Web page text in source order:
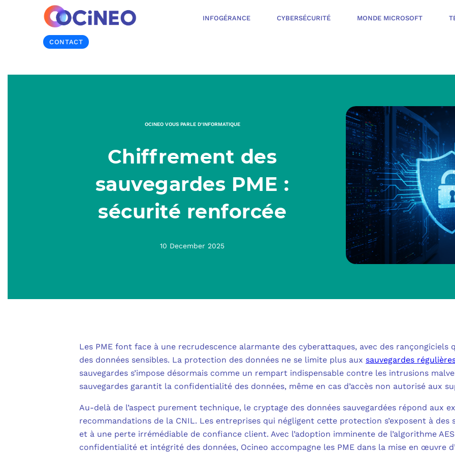
INFOGÉRANCE CYBERSÉCURITÉ MONDE MICROSOFT
CONTACT
OCINEO VOUS PARLE D’INFORMATIQUE
Chiffrement des
sauvegardes PME :
sécurité renforcée
10 December 2025
Les PME font face à une recrudescence alarmante des cyberattaques, avec des
des données sensibles. La protection des données ne se limite plus aux sauvegardes
sauvegardes s’impose désormais comme un rempart indispensable contre les intrusions
sauvegardes garantit la confidentialité des données, même en cas d’accès non autorisé aux
Au-delà de l’aspect purement technique, le cryptage des données sauvegardées répond aux
recommandations de la CNIL. Les entreprises qui négligent cette protection s’exposent à
et à une perte irrémédiable de confiance client. Avec l’adoption imminente de l’algorithme
confidentialité et intégrité des données, Ocineo accompagne les PME dans la mise en œuvre
INFOGÉRANCE
NOTRE
VOTRE
NOTRE
CYBERSÉCURITÉ
PROTÉGER LES
ORGANISER
MESURER ET
METTRE
FAQ
MONDE
MICROSOFT
MICROSOFT
MICROSOFT
MICROSOFT
TÉLÉPHONIE
MESSAGERIE
ADSL, SDSL,
LE CLOUD SUR
QUI
RSE
NOS